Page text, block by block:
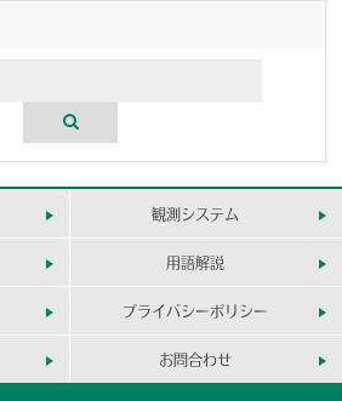
観測システム
用語解説
プライバシーポリシー
お問合わせ